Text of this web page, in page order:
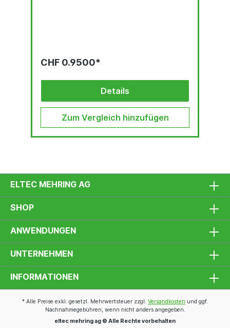
CHF 0.9500*
Details
Zum Vergleich hinzufügen
ELTEC MEHRING AG
SHOP
ANWENDUNGEN
UNTERNEHMEN
INFORMATIONEN
* Alle Preise exkl. gesetzl. Mehrwertsteuer zzgl. Versandkosten und ggf.
Nachnahmegebühren, wenn nicht anders angegeben.
eltec mehring ag © Alle Rechte vorbehalten